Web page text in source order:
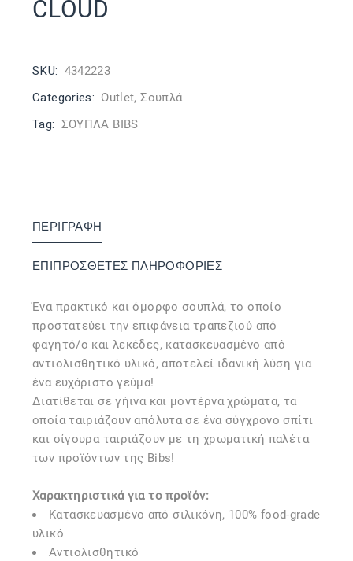
CLOUD
SKU: 4342223
Categories: Outlet,Σουπλά
Tag: ΣΟΥΠΛΑ BIBS
ΠΕΡΙΓΡΑΦΉ
ΕΠΙΠΡΌΣΘΕΤΕΣ ΠΛΗΡΟΦΟΡΊΕΣ
Ένα πρακτικό και όμορφο σουπλά, το οποίο
προστατεύει την επιφάνεια τραπεζιού από
φαγητό/ο και λεκέδες, κατασκευασμένο από
αντιολισθητικό υλικό, αποτελεί ιδανική λύση για
ένα ευχάριστο γεύμα!
Διατίθεται σε γήινα και μοντέρνα χρώματα, τα
οποία ταιριάζουν απόλυτα σε ένα σύγχρονο σπίτι
και σίγουρα ταιριάζουν με τη χρωματική παλέτα
των προϊόντων της Bibs!
Χαρακτηριστικά για το προϊόν:
Κατασκευασμένο από σιλικόνη, 100% food-grade
υλικό
Αντιολισθητικό